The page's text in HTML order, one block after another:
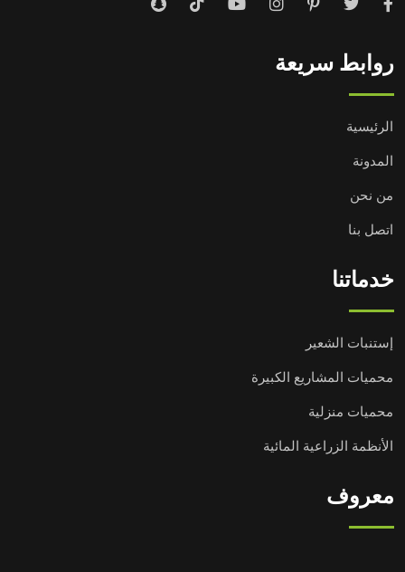
روابط سريعة
الرئيسية
المدونة
من نحن
اتصل بنا
خدماتنا
إستنبات الشعير
محميات المشاريع الكبيرة
محميات منزلية
الأنظمة الزراعية المائية
معروف